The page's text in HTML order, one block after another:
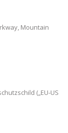
Mountain
(„EU-US